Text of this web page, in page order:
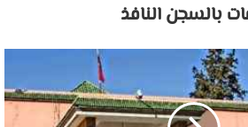
بالسجن النافذ